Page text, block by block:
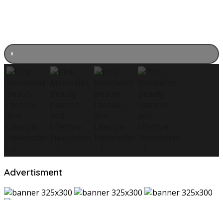
Advertisment